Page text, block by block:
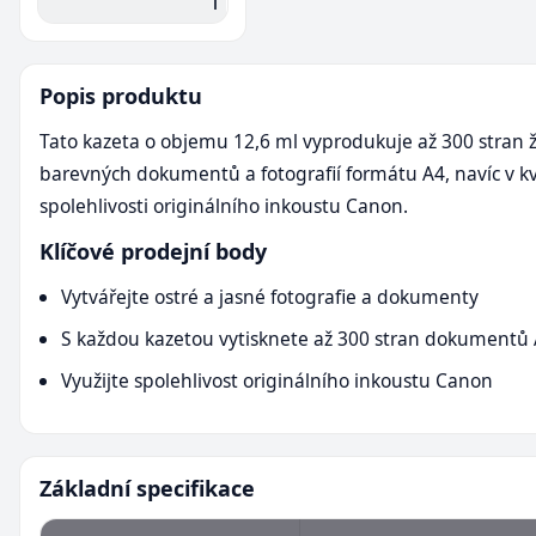
Popis produktu
Tato kazeta o objemu 12,6 ml vyprodukuje až 300 stran
barevných dokumentů a fotografií formátu A4, navíc v
spolehlivosti originálního inkoustu Canon.
Klíčové prodejní body
Vytvářejte ostré a jasné fotografie a dokumenty
S každou kazetou vytisknete až 300 stran dokumentů
Využijte spolehlivost originálního inkoustu Canon
Základní specifikace